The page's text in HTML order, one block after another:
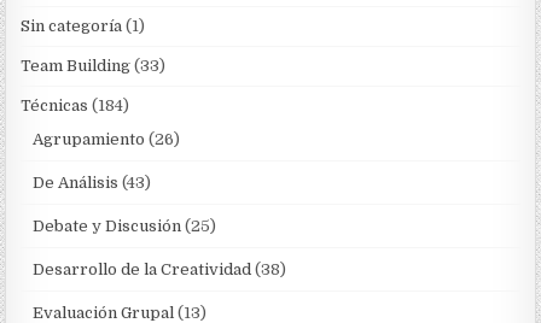
Sin categoría (1)
Team Building (33)
Técnicas (184)
Agrupamiento (26)
De Análisis (43)
Debate y Discusión (25)
Desarrollo de la Creatividad (38)
Evaluación Grupal (13)